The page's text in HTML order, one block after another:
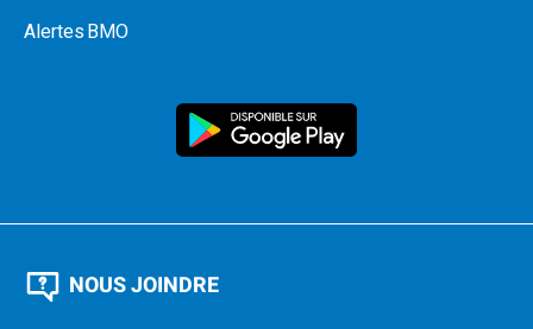
Alertes BMO
NOUS JOINDRE